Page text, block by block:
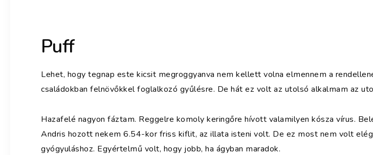
Puff
Lehet, hogy tegnap este kicsit megroggyanva nem kellett volna elmennem a
családokban felnövőkkel foglalkozó gyűlésre. De hát ez volt az utolsó alkalmam az
Hazafelé nagyon fáztam. Reggelre komoly keringőre hívott valamilyen kósza vírus.
Andris hozott nekem 6.54-kor friss kiflit, az illata isteni volt. De ez most nem volt
gyógyuláshoz. Egyértelmű volt, hogy jobb, ha ágyban maradok.